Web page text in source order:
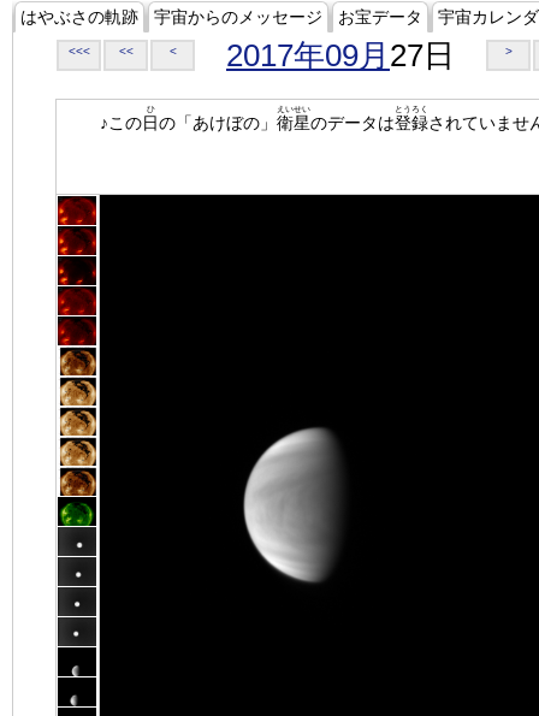
はやぶさの軌跡 宇宙からのメッセージ お宝データ 宇宙カレン
<<< << < 2017年09月 27日 >
♪この日
ひ
の「あけぼの」 衛星
えいせい
のデータは登録
とうろく
されていませ